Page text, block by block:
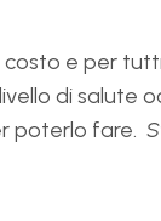
costo e per
di salute
poterlo fare.